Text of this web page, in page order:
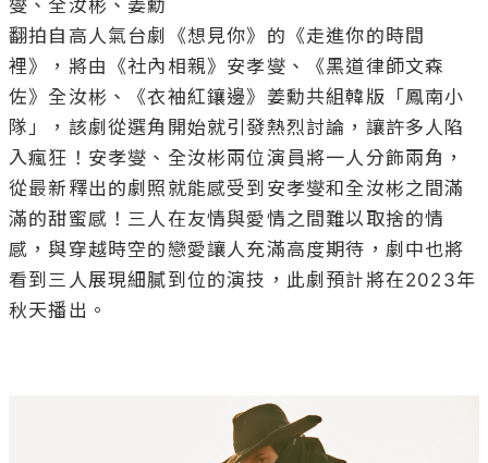
從最新釋出的劇照就能感受到安孝燮和全汝彬之間滿
滿的甜蜜感！三人在友情與愛情之間難以取捨的情
感，與穿越時空的戀愛讓人充滿高度期待，劇中也將
看到三人展現細膩到位的演技，此劇預計將在2023年
秋天播出。